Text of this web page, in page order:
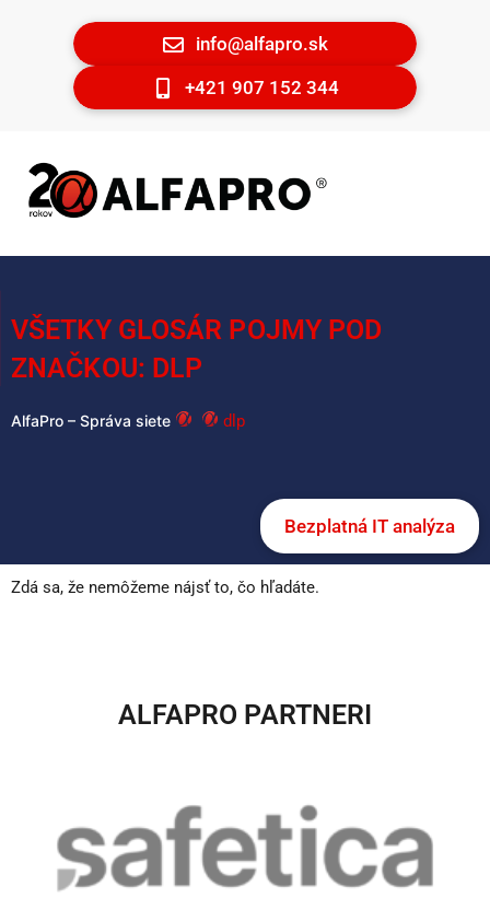
info@alfapro.sk
+421 907 152 344
VŠETKY GLOSÁR POJMY POD
ZNAČKOU: DLP
AlfaPro – Správa siete dlp
Bezplatná IT analýza
Zdá sa, že nemôžeme nájsť to, čo hľadáte.
ALFAPRO PARTNERI​